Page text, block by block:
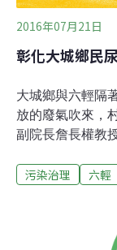
2016年07月21日
彰化大城鄉民
大城鄉與六輕隔
放的廢氣吹來，
副院長詹長權教
高，其TdGA（
長權19日指出，
（VCM）排放
污染治理 六輕